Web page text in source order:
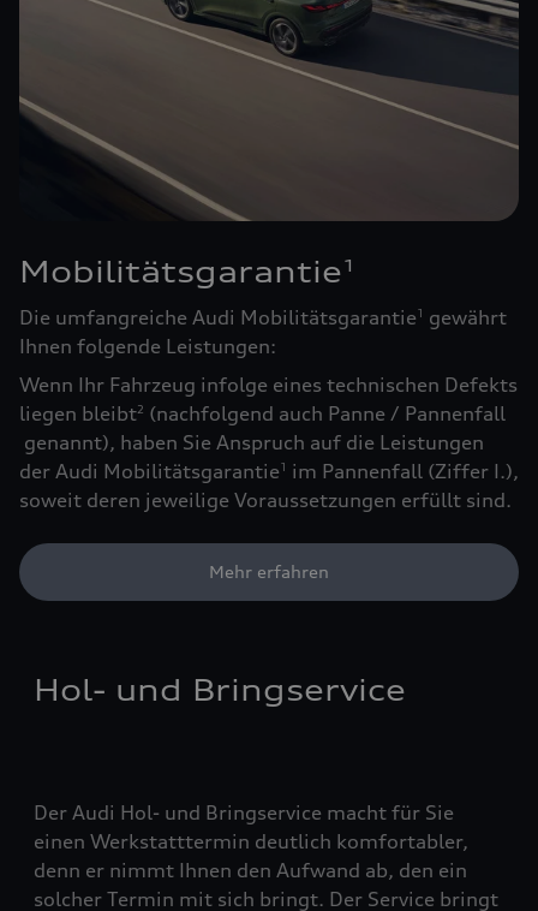
Mobilitätsgarantie1
Die umfangreiche Audi Mobilitätsgarantie1
gewährt
Ihnen folgende Leistungen:
Wenn Ihr Fahrzeug infolge eines technischen Defekts
liegen bleibt2 (nachfolgend auch Panne / Pannenfall
genannt), haben Sie Anspruch auf die Leistungen
der Audi Mobilitätsgarantie1
im Pannenfall (Ziffer I.),
soweit deren jeweilige Voraussetzungen erfüllt sind.
Mehr erfahren
Hol- und Bringservice
Der Audi Hol- und Bringservice macht für Sie
einen Werkstatttermin deutlich komfortabler,
denn er nimmt Ihnen den Aufwand ab, den ein
solcher Termin mit sich bringt. Der Service bringt